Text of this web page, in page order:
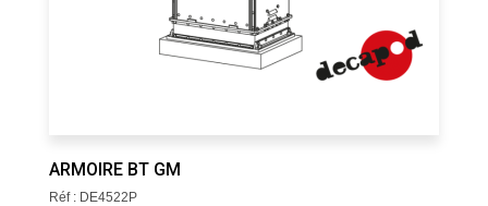
ARMOIRE BT GM
Réf : DE4522P